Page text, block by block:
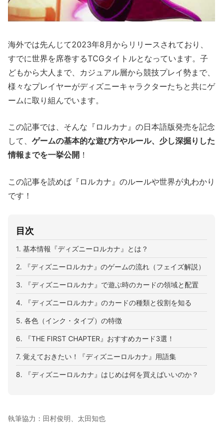
海外では先んじて2023年8月からリリースされており、
すでに世界を席巻するTCGタイトルとなっています。子
どもから大人まで、カジュアル層から競技プレイ勢まで、
様々なプレイヤーがディズニーキャラクターたちと共にゲ
ームに取り組んでいます。
この記事では、そんな『ロルカナ』の日本語版発売を記念
して、 ゲームの基本的な遊び方やルール、少し深掘りした
情報までを一挙公開 ！
この記事を読めば『ロルカナ』のルールや世界が丸わかり
です！
目次
1. 基本情報『ディズニーロルカナ』とは？
2. 『ディズニーロルカナ』のゲームの流れ（フェイズ解説）
3. 『ディズニーロルカナ』で遊ぶ時のカードの領域と配置
4. 『ディズニーロルカナ』のカードの種類と役割を知る
5. 各色（インク・タイプ）の特徴
6. 『THE FIRST CHAPTER』おすすめカード3選！
7. 覚えておきたい！『ディズニーロルカナ』用語集
8. 『ディズニーロルカナ』はじめは何を買えばいいのか？
執筆協力：田村俊明、太田知也